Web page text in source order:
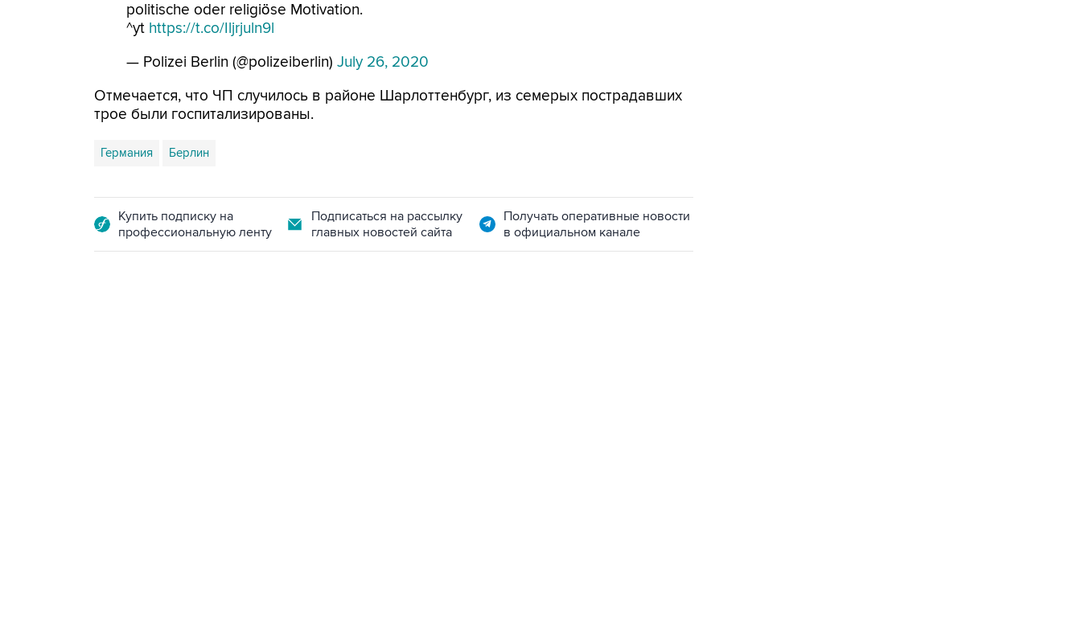
politische oder religiöse Motivation.
^yt https://t.co/Iljrjuln9l
— Polizei Berlin (@polizeiberlin) July 26, 2020
Отмечается, что ЧП случилось в районе Шарлоттенбург, из семерых пострадавших
трое были госпитализированы.
Германия Берлин
Купить подписку на
профессиональную ленту
Подписаться на рассылку
главных новостей сайта
Получать оперативные новости
в официальном канале